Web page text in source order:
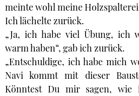
meinte wohl meine
Ich lächelte zurück.
„Ja, ich habe viel Übung, ich
warm haben“, gab ich zurück.
„Entschuldige, ich habe mich
Navi kommt mit dieser
Könntest Du mir sagen,